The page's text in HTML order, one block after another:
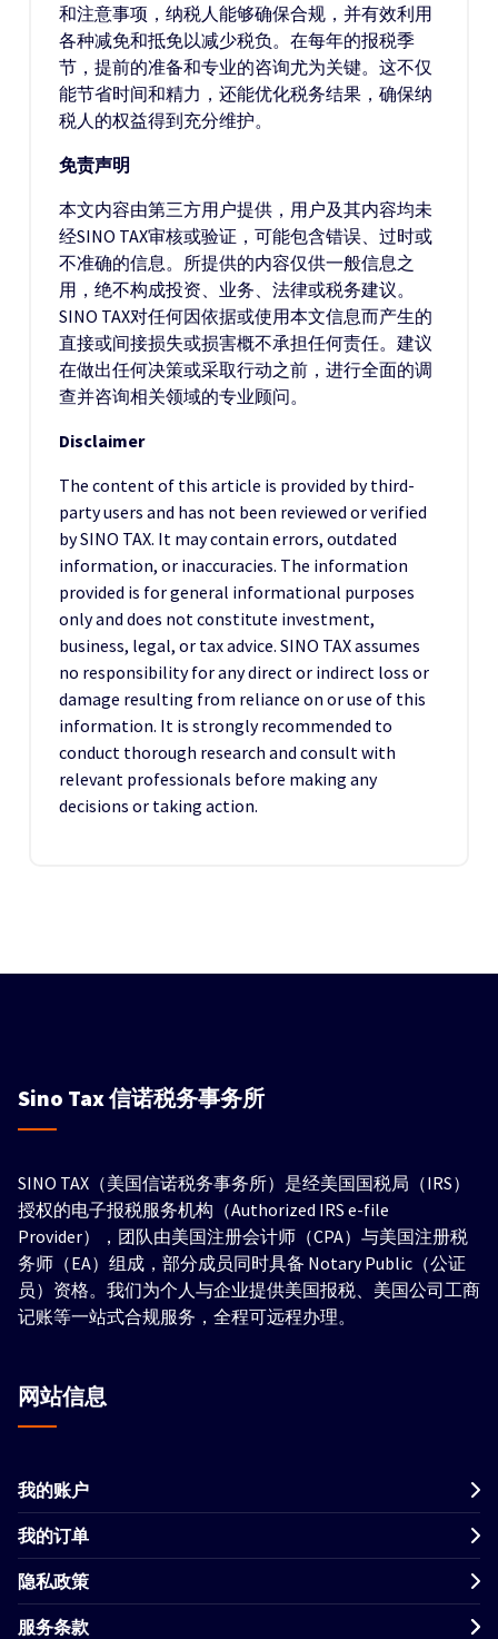
和注意事项，纳税人能够确保合规，并有效利用
各种减免和抵免以减少税负。在每年的报税季
节，提前的准备和专业的咨询尤为关键。这不仅
能节省时间和精力，还能优化税务结果，确保纳
税人的权益得到充分维护。
免责声明
本文内容由第三方用户提供，用户及其内容均未
经SINO TAX审核或验证，可能包含错误、过时或
不准确的信息。所提供的内容仅供一般信息之
用，绝不构成投资、业务、法律或税务建议。
SINO TAX对任何因依据或使用本文信息而产生的
直接或间接损失或损害概不承担任何责任。建议
在做出任何决策或采取行动之前，进行全面的调
查并咨询相关领域的专业顾问。
Disclaimer
The content of this article is provided by third-
party users and has not been reviewed or verified
by SINO TAX. It may contain errors, outdated
information, or inaccuracies. The information
provided is for general informational purposes
only and does not constitute investment,
business, legal, or tax advice. SINO TAX assumes
no responsibility for any direct or indirect loss or
damage resulting from reliance on or use of this
information. It is strongly recommended to
conduct thorough research and consult with
relevant professionals before making any
decisions or taking action.
Sino Tax信诺税务事务所
SINO TAX（美国信诺税务事务所）是经美国国税局（IRS）
授权的电子报税服务机构（Authorized IRS e-file
Provider），团队由美国注册会计师（CPA）与美国注册税
务师（EA）组成，部分成员同时具备 Notary Public（公证
员）资格。我们为个人与企业提供美国报税、美国公司工商
记账等一站式合规服务，全程可远程办理。
网站信息
我的账户
我的订单
隐私政策
服务条款